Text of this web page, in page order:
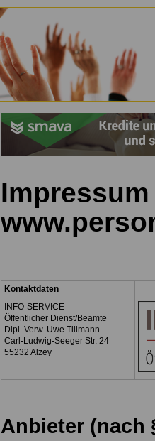
Kontaktdaten
INFO-SERVICE
Öffentlicher Dienst/Beamte
Dipl. Verw. Uwe Tillmann
Carl-Ludwig-Seeger Str. 24
55232 Alzey
Anbieter (nach